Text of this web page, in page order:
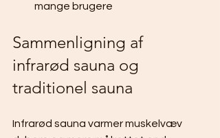
mange brugere
Sammenligning af
infrarød sauna og
traditionel sauna
Infrarød sauna varmer muskelvæv